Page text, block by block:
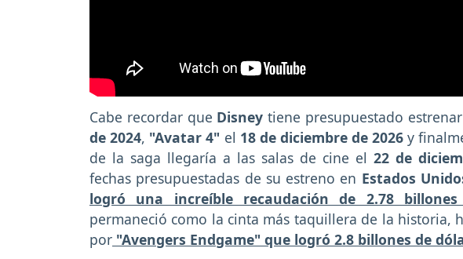
Cabe recordar que Disney tiene presupuestado estrenar
de 2024, "Avatar 4" el 18 de diciembre de 2026 y
de la saga llegaría a las salas de cine el 22 de
fechas presupuestadas de su estreno en Estados
logró una increíble recaudación de 2.78
permaneció como la cinta más taquillera de la historia,
por "Avengers Endgame" que logró 2.8 billones de